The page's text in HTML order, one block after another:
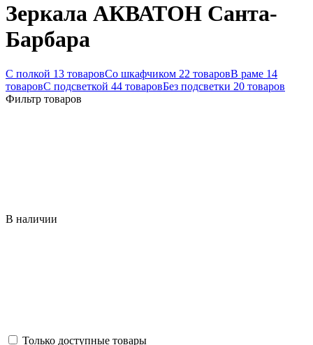
Зеркала АКВАТОН Санта-
Барбара
С полкой 13 товаровСо шкафчиком 22 товаровВ раме 14
товаровС подсветкой 44 товаровБез подсветки 20 товаров
Фильтр товаров
В наличии
Только доступные товары